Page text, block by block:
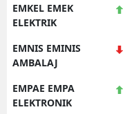
EMKEL EMEK
ELEKTRIK
EMNIS EMINIS
AMBALAJ
EMPAE EMPA
ELEKTRONIK